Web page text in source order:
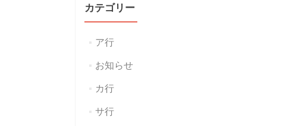
カテゴリー
ア行
お知らせ
カ行
サ行